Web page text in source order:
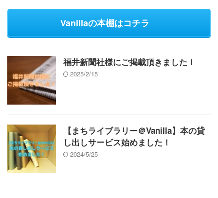
Vanillaの本棚はコチラ
福井新聞社様にご掲載頂きました！
2025/2/15
【まちライブラリー＠Vanilla】本の貸
し出しサービス始めました！
2024/5/25